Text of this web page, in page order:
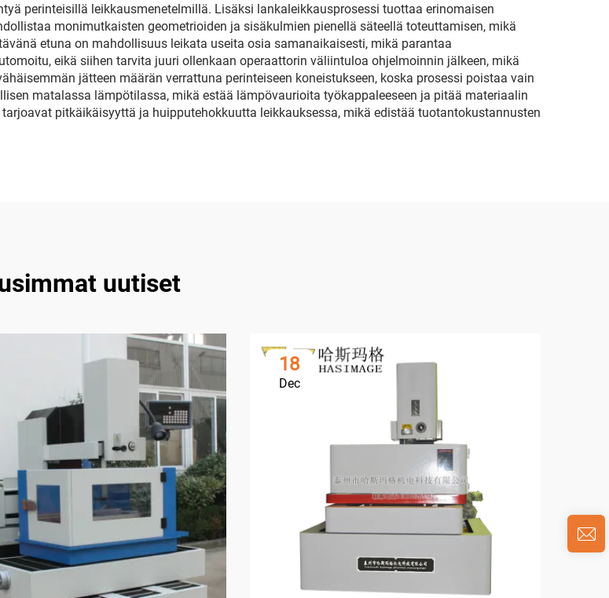
perinteisillä leikkausmenetelmillä. Lisäksi lankaleikkausprosessi tuottaa erinomaisen
monimutkaisten geometrioiden ja sisäkulmien pienellä säteellä toteuttamisen, mikä
etuna on mahdollisuus leikata useita osia samanaikaisesti, mikä parantaa
eikä siihen tarvita juuri ollenkaan operaattorin väliintuloa ohjelmoinnin jälkeen, mikä
jätteen määrän verrattuna perinteiseen koneistukseen, koska prosessi poistaa vain
matalassa lämpötilassa, mikä estää lämpövaurioita työkappaleeseen ja pitää materiaalin
pitkäikäisyyttä ja huipputehokkuutta leikkauksessa, mikä edistää tuotantokustannusten
uutiset
18
Dec